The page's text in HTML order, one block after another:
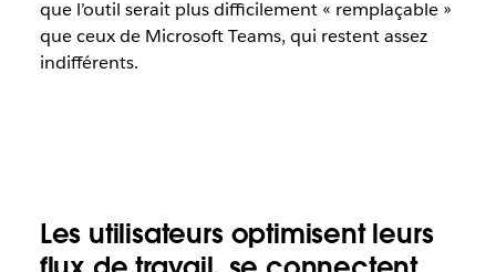
que l’outil serait plus difficilement « remplaçable »
que ceux de Microsoft Teams, qui restent assez
indifférents.
Les utilisateurs optimisent leurs